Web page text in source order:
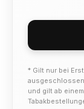
* Gilt nur bei
und gilt ab